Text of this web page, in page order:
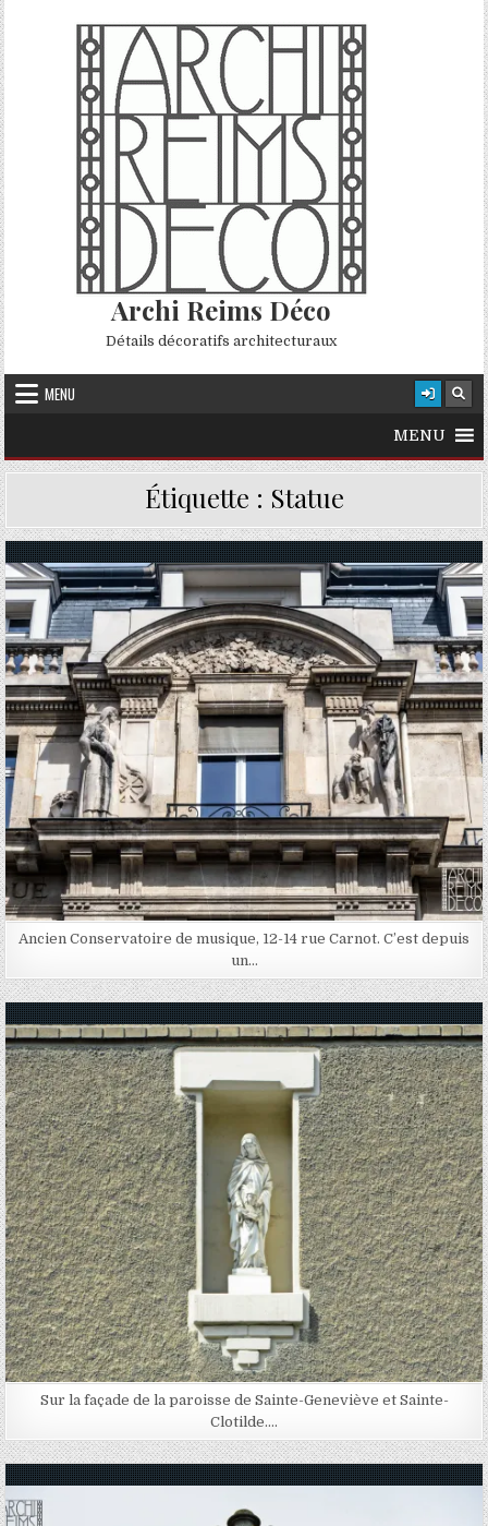
Skip to content
Archi Reims Déco
Détails décoratifs architecturaux
MENU
MENU
Étiquette : Statue
Posted in
Ancien Conservatoire de musique, 12-14 rue Carnot. C’est depuis
un…
Posted in
Sur la façade de la paroisse de Sainte-Geneviève et Sainte-
Clotilde….
Posted in